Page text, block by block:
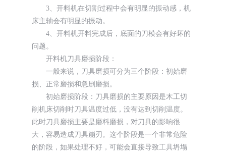
3、开料机在切割过程中会有明显的振动感，机
床主轴会有明显的振动。
4、开料机开料完成后，底面的刀模会有好坏的
问题。
开料机刀具磨损阶段：
一般来说，刀具磨损可分为三个阶段：初始磨
损、正常磨损和急剧磨损。
初始磨损阶段：刀具磨损的主要原因是木工切
削机床切削时刀具温度过低，没有达到切削温度。
此时刀具磨损主要是磨料磨损，对刀具的影响很
大，容易造成刀具崩刃。这个阶段是一个非常危险
的阶段，如果处理不好，可能会直接导致工具坍塌